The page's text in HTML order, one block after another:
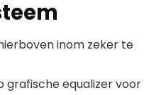
inom zeker te
grafische equalizer voor